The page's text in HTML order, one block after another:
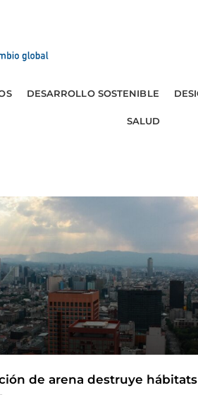
DESARROLLO SOSTENIBLE
SALUD
de arena destruye